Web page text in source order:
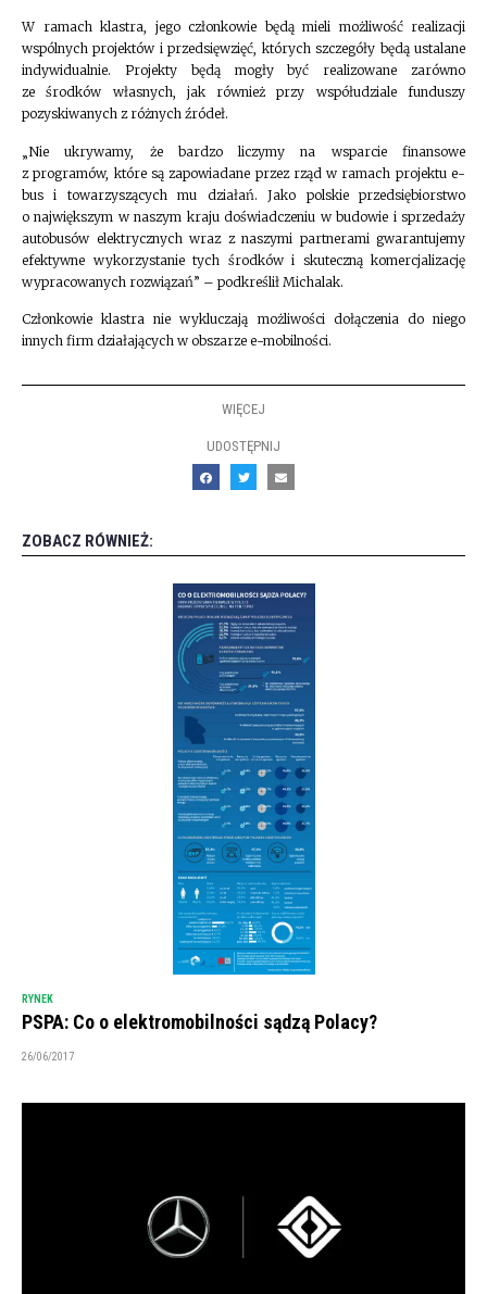
W ramach klastra, jego członkowie będą mieli możliwość realizacji
wspólnych projektów i przedsięwzięć, których szczegóły będą ustalane
indywidualnie. Projekty będą mogły być realizowane zarówno
ze środków własnych, jak również przy współudziale funduszy
pozyskiwanych z różnych źródeł.
„Nie ukrywamy, że bardzo liczymy na wsparcie finansowe
z programów, które są zapowiadane przez rząd w ramach projektu e-
bus i towarzyszących mu działań. Jako polskie przedsiębiorstwo
o największym w naszym kraju doświadczeniu w budowie i sprzedaży
autobusów elektrycznych wraz z naszymi partnerami gwarantujemy
efektywne wykorzystanie tych środków i skuteczną komercjalizację
wypracowanych rozwiązań” – podkreślił Michalak.
Członkowie klastra nie wykluczają możliwości dołączenia do niego
innych firm działających w obszarze e-mobilności.
WIĘCEJ
UDOSTĘPNIJ
ZOBACZ RÓWNIEŻ:
RYNEK
PSPA: Co o elektromobilności sądzą Polacy?
26/06/2017